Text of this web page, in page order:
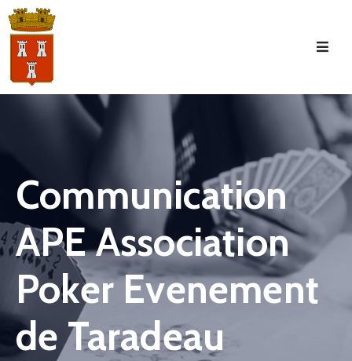
Accueil
Manifestations
Vie
Municipale
Services
Jeunesse
Communication
APE Association
Poker Evenement
de Taradeau